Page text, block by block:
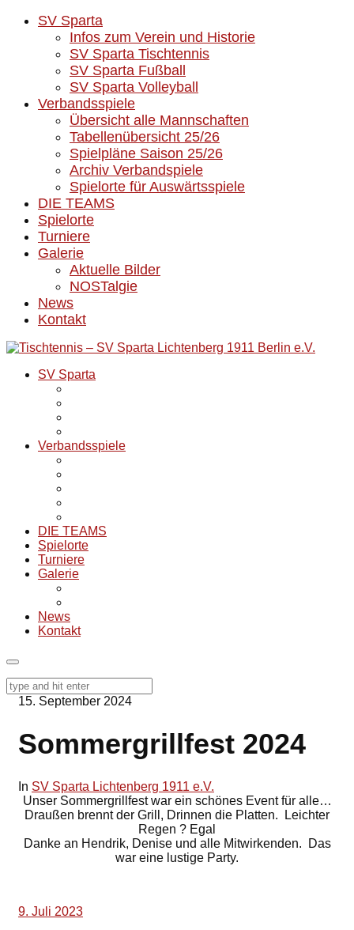
SV Sparta
Infos zum Verein und Historie
SV Sparta Tischtennis
SV Sparta Fußball
SV Sparta Volleyball
Verbandsspiele
Übersicht alle Mannschaften
Tabellenübersicht 25/26
Spielpläne Saison 25/26
Archiv Verbandspiele
Spielorte für Auswärtsspiele
DIE TEAMS
Spielorte
Turniere
Galerie
Aktuelle Bilder
NOSTalgie
News
Kontakt
SV Sparta
Verbandsspiele
DIE TEAMS
Spielorte
Turniere
Galerie
News
Kontakt
15. September 2024
Sommergrillfest 2024
In SV Sparta Lichtenberg 1911 e.V.
Unser Sommergrillfest war ein schönes Event für alle…
Draußen brennt der Grill, Drinnen die Platten. Leichter
Regen ? Egal
Danke an Hendrik, Denise und alle Mitwirkenden. Das
war eine lustige Party.
9. Juli 2023